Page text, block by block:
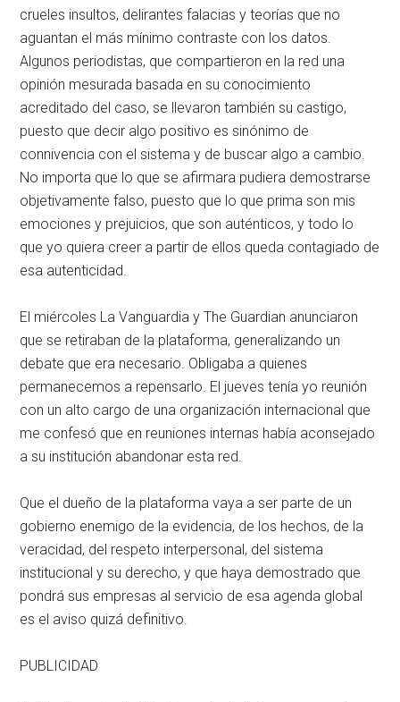
crueles insultos, delirantes falacias y teorías que no
aguantan el más mínimo contraste con los datos.
Algunos periodistas, que compartieron en la red una
opinión mesurada basada en su conocimiento
acreditado del caso, se llevaron también su castigo,
puesto que decir algo positivo es sinónimo de
connivencia con el sistema y de buscar algo a cambio.
No importa que lo que se afirmara pudiera demostrarse
objetivamente falso, puesto que lo que prima son mis
emociones y prejuicios, que son auténticos, y todo lo
que yo quiera creer a partir de ellos queda contagiado de
esa autenticidad.
El miércoles La Vanguardia y The Guardian anunciaron
que se retiraban de la plataforma, generalizando un
debate que era necesario. Obligaba a quienes
permanecemos a repensarlo. El jueves tenía yo reunión
con un alto cargo de una organización internacional que
me confesó que en reuniones internas había aconsejado
a su institución abandonar esta red.
Que el dueño de la plataforma vaya a ser parte de un
gobierno enemigo de la evidencia, de los hechos, de la
veracidad, del respeto interpersonal, del sistema
institucional y su derecho, y que haya demostrado que
pondrá sus empresas al servicio de esa agenda global
es el aviso quizá definitivo.
PUBLICIDAD